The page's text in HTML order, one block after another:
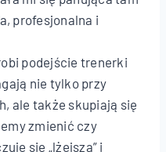
profesjonalna i
podejście trenerki
nie tylko przy
ale także skupiają się
zmienić czy
się „lżejsza” i